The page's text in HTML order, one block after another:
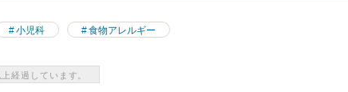
小児科 食物アレルギー
経過しています。